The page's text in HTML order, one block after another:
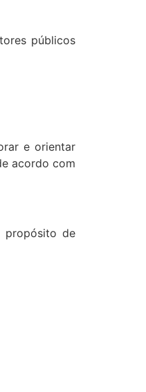
públicos
e orientar
acordo com
propósito de